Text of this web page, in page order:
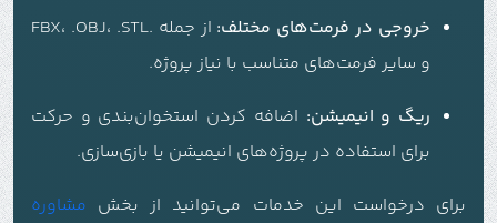
خروجی در فرمت‌های مختلف:
از جمله .FBX، .OBJ، .STL
و سایر فرمت‌های متناسب با نیاز پروژه.
ریگ و انیمیشن: اضافه کردن استخوان‌بندی و حرکت
برای استفاده در پروژه‌های انیمیشن یا بازی‌سازی.
برای درخواست این خدمات می‌توانید از بخش مشاوره